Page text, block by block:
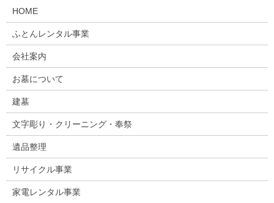
HOME
ふとんレンタル事業
会社案内
お墓について
建墓
文字彫り・クリーニング・奉祭
遺品整理
リサイクル事業
家電レンタル事業